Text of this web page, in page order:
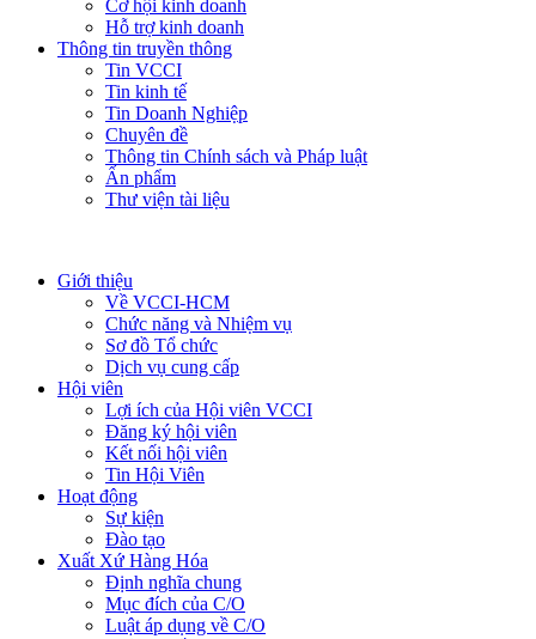
Cơ hội kinh doanh
Hỗ trợ kinh doanh
Thông tin truyền thông
Tin VCCI
Tin kinh tế
Tin Doanh Nghiệp
Chuyên đề
Thông tin Chính sách và Pháp luật
Ấn phẩm
Thư viện tài liệu
Giới thiệu
Về VCCI-HCM
Chức năng và Nhiệm vụ
Sơ đồ Tổ chức
Dịch vụ cung cấp
Hội viên
Lợi ích của Hội viên VCCI
Đăng ký hội viên
Kết nối hội viên
Tin Hội Viên
Hoạt động
Sự kiện
Đào tạo
Xuất Xứ Hàng Hóa
Định nghĩa chung
Mục đích của C/O
Luật áp dụng về C/O